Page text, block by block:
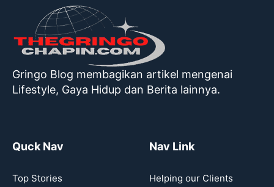
Gringo Blog membagikan artikel mengenai
Lifestyle, Gaya Hidup dan Berita lainnya.
Quck Nav
Top Stories
Nav Link
Helping our Clients